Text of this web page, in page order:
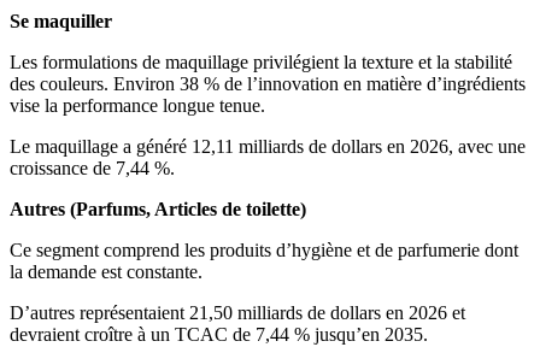
Se maquiller
Les formulations de maquillage privilégient la texture et la stabilité
des couleurs. Environ 38 % de l’innovation en matière d’ingrédients
vise la performance longue tenue.
Le maquillage a généré 12,11 milliards de dollars en 2026, avec une
croissance de 7,44 %.
Autres (Parfums, Articles de toilette)
Ce segment comprend les produits d’hygiène et de parfumerie dont
la demande est constante.
D’autres représentaient 21,50 milliards de dollars en 2026 et
devraient croître à un TCAC de 7,44 % jusqu’en 2035.